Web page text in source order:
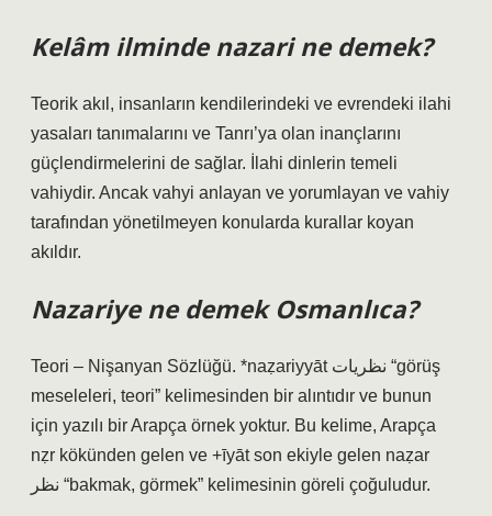
Kelâm ilminde nazari ne demek?
Teorik akıl, insanların kendilerindeki ve evrendeki ilahi
yasaları tanımalarını ve Tanrı’ya olan inançlarını
güçlendirmelerini de sağlar. İlahi dinlerin temeli
vahiydir. Ancak vahyi anlayan ve yorumlayan ve vahiy
tarafından yönetilmeyen konularda kurallar koyan
akıldır.
Nazariye ne demek Osmanlıca?
Teori – Nişanyan Sözlüğü. *naẓariyyāt نظريات “görüş
meseleleri, teori” kelimesinden bir alıntıdır ve bunun
için yazılı bir Arapça örnek yoktur. Bu kelime, Arapça
nẓr kökünden gelen ve +īyāt son ekiyle gelen naẓar
نظر “bakmak, görmek” kelimesinin göreli çoğuludur.